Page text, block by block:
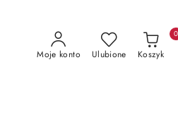
Moje konto Ulubione Koszyk
0